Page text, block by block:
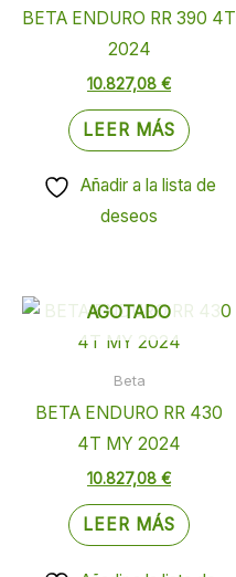
BETA ENDURO RR 390 4T
2024
10.827,08 €
LEER MÁS
Añadir a la lista de
deseos
AGOTADO
Beta
BETA ENDURO RR 430
4T MY 2024
10.827,08 €
LEER MÁS